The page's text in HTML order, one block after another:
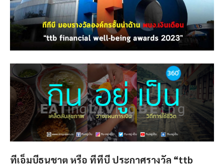
ทีเอ็มบีธนชาต หรือ ทีทีบี ประกาศรางวัล “ttb